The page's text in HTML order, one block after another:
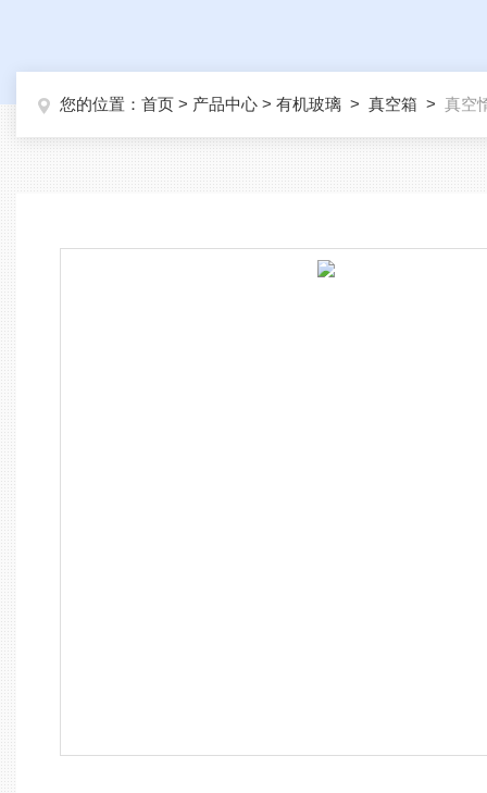
您的位置： 首页 > 产品中心 > 有机玻璃 > 真空箱 > 真空